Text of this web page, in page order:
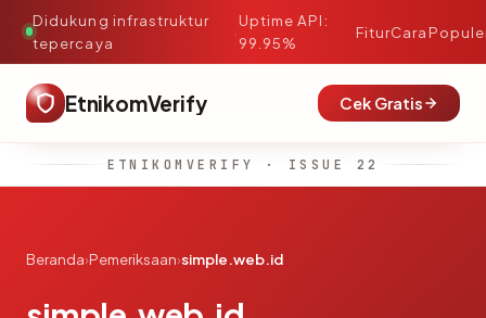
Didukung infrastruktur
tepercaya
·
Uptime API:
99.95%
FiturCara
EtnikomVerify Cek Gratis
ETNIKOMVERIFY · ISSUE 22
Beranda›Pemeriksaan›simple.web.id